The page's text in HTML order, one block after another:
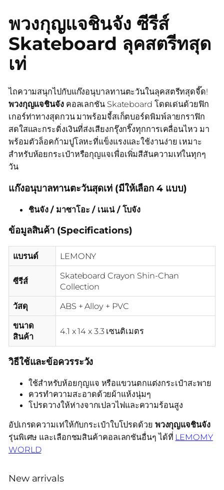
พวงกุญแจชินจัง ซีรีส์
Skateboard ลุคสตรีทสุด
เท่
ไถความสนุกไปกับแก๊งอนุบาลทานตะวันในลุคสตรีทสุดจี๊ด!
พวงกุญแจชินจังคอลเลกชัน Skateboard โดดเด่นด้วยฟิก
เกอร์ท่าทางสุดกวน มาพร้อมจี้สเก็ตบอร์ดพิมพ์ลายกราฟิก
สดใสและกระดิ่งเงินที่ส่งเสียงกรุ๊งกริ๊งทุกการเคลื่อนไหว มา
พร้อมตัวล็อคก้ามปูโลหะที่แข็งแรงและใช้งานง่าย เหมาะ
สำหรับห้อยกระเป๋าหรือกุญแจเพื่อเพิ่มสีสันความเท่ในทุกๆ
วัน
แก๊งอนุบาลทานตะวันสุดเท่ (มีให้เลือก 4 แบบ)
ชินจัง / มาซาโอะ / เนเน่ / โบจัง
ข้อมูลสินค้า (Specifications)
แบรนด์ LEMONY
ซีรีส์
Skateboard Crayon Shin-Chan
Collection
วัสดุ
ABS + Alloy + PVC
ขนาด
สินค้า
4.1 x 14 x 3.3 เซนติเมตร
วิธีใช้และข้อควรระวัง
ใช้สำหรับห้อยกุญแจ หรือแขวนตกแต่งกระเป๋าสะพาย
ควรทำความสะอาดด้วยผ้าแห้งนุ่มๆ
โปรดวางให้ห่างจากเปลวไฟและความร้อนสูง
อัปเกรดความเท่ให้กับกระเป๋าใบโปรดด้วย พวงกุญแจชินจัง
รุ่นพิเศษ และเลือกชมสินค้าคอลเลกชันอื่นๆ ได้ที่ LEMOMY
WORLD
New arrivals